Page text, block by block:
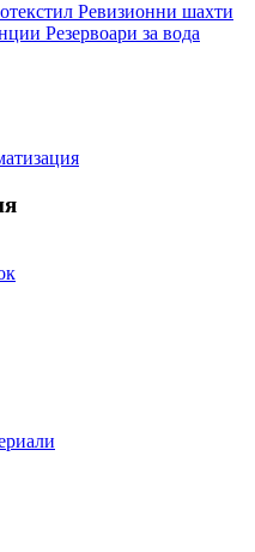
Ревизионни шахти
Резервоари за вода